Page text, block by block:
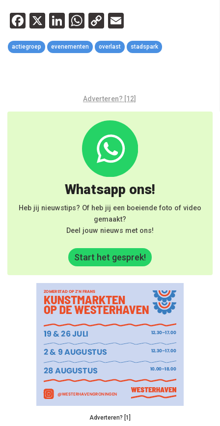
Facebook
X LinkedIn
WhatsApp
Copy
Link
actiegroep evenementen overlast stadspark
Adverteren? [12]
Whatsapp ons!
Heb jij nieuwstips? Of heb jij een boeiende foto of video
gemaakt?
Deel jouw nieuws met ons!
Start het gesprek!
Adverteren? [1]